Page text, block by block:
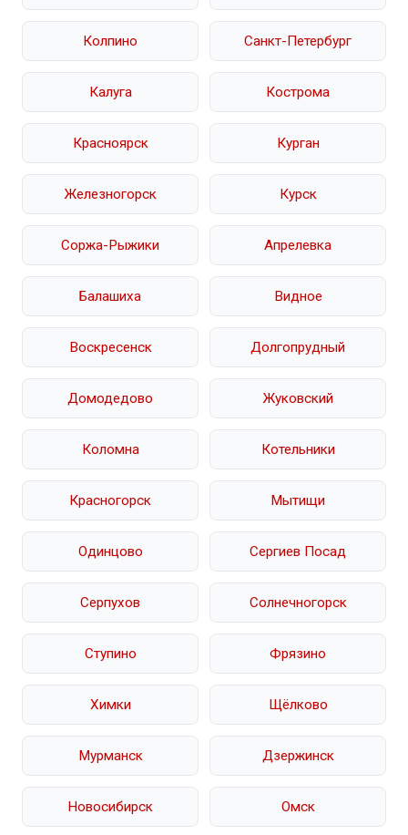
Колпино Санкт-Петербург
Калуга Кострома
Красноярск Курган
Железногорск Курск
Соржа-Рыжики Апрелевка
Балашиха Видное
Воскресенск Долгопрудный
Домодедово Жуковский
Коломна Котельники
Красногорск Мытищи
Одинцово Сергиев Посад
Серпухов Солнечногорск
Ступино Фрязино
Химки Щёлково
Мурманск Дзержинск
Новосибирск Омск